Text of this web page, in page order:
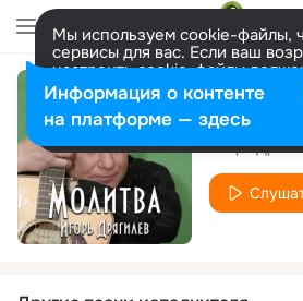
Мы используем cookie-файлы,
сервисы для вас. Если ваш
настроить cookie-файлы
представитель. Больше
Разрешить все Настроить
ОМОН
Игорь
Информация о контенте
на платформе — здесь